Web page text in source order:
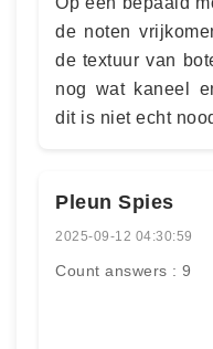
de noten
de textuur van
nog wat kaneel
dit is niet echt
Pleun Spies
2025-09-12 04:30:59
Count answers : 9